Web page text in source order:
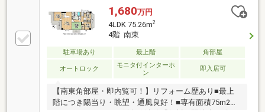
1,680万円
4LDK 75.26m2
4階 南東
駐車場あり 最上階 角部屋
オートロック
モニタ付インターホ
ン
即入居可
【南東角部屋・即内覧可！】リフォーム歴あり■最上
階につき陽当り・眺望・通風良好！■専有面積75m2超